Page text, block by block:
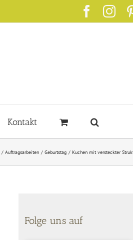
Kontakt
Auftragsarbeiten Geburtstag Kuchen mit versteckter
Folge uns auf